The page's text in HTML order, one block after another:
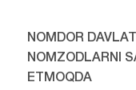
NOMDOR
NOMZODLARNI
ETMOQDA